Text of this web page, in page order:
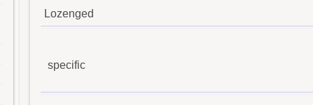
Lozenged
specific